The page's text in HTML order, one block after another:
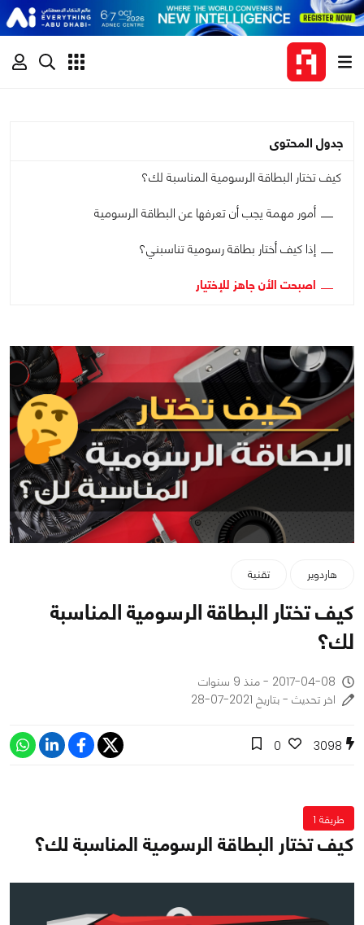
جدول المحتوى
كيف تختار البطاقة الرسومية المناسبة لك؟
أمور مهمة يجب أن تعرفها عن البطاقة الرسومية
إذا كيف أختار بطاقة رسومية تناسبني؟
اصبحت الأن جاهز للإختيار
هاردوير تقنية
كيف تختار البطاقة الرسومية المناسبة
لك؟
2017-04-08 - منذ 9 سنوات
اخر تحديث - بتاريخ 2021-07-28
3098
0
طريقة 1
كيف تختار البطاقة الرسومية المناسبة لك؟